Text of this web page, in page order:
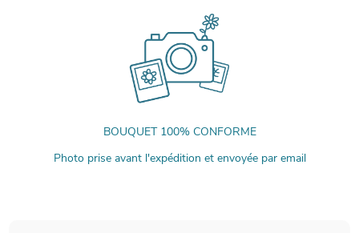
BOUQUET 100% CONFORME
Photo prise avant l'expédition et envoyée par email